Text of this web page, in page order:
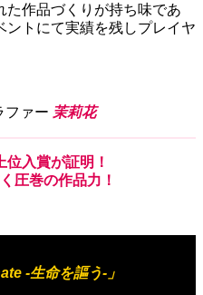
た作品づくりが持ち味であ
ントにて実績を残しプレイヤ
ファー 茉莉花
位入賞が証明！
く 圧巻の作品力！
-生命を謳う-」